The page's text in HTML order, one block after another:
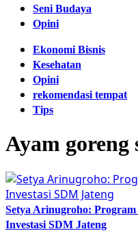
Seni Budaya
Opini
Ekonomi Bisnis
Kesehatan
Opini
rekomendasi tempat
Tips
Ayam goreng
Setya Arinugroho:
Investasi SDM Jateng